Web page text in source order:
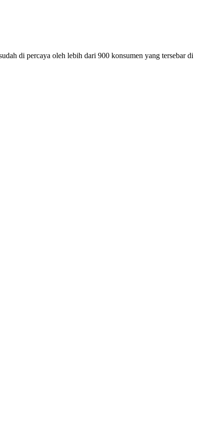
di percaya oleh lebih dari 900 konsumen yang tersebar di